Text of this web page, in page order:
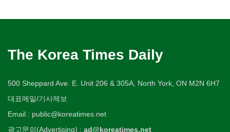
The Korea Times Daily
500 Sheppard Ave. E. Unit 206 & 305A, North York, ON M2N 6H7
대표메일/기사제보
Email : public@koreatimes.net
광고문의(Advertising) : ad@koreatimes.net